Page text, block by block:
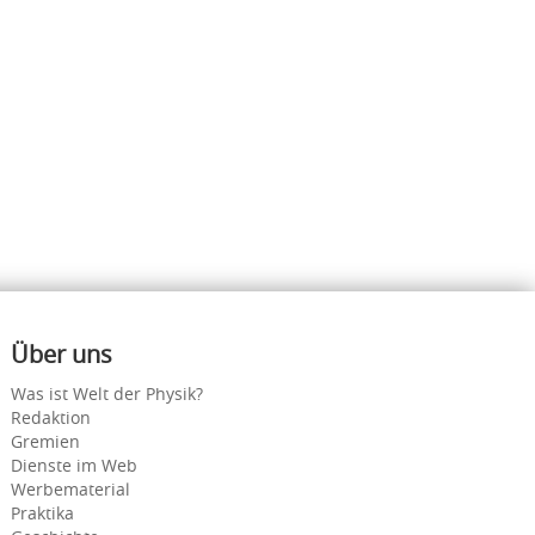
Über uns
Was ist Welt der Physik?
Redaktion
Gremien
Dienste im Web
Werbematerial
Praktika